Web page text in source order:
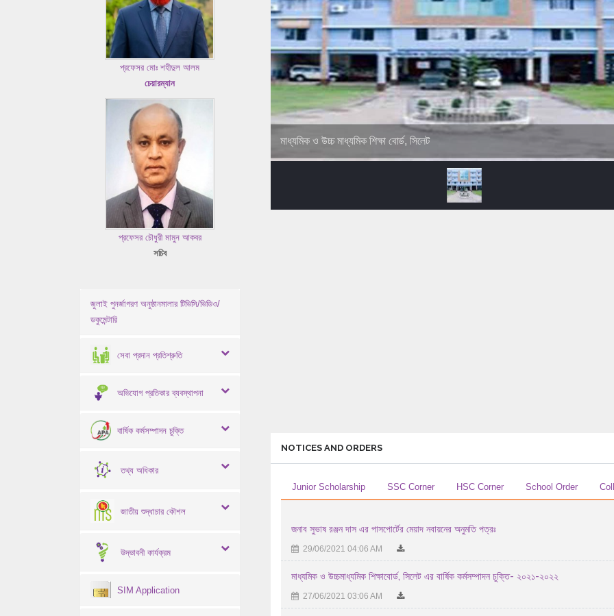
প্রফেসর মোঃ শহীদুল আলম
চেয়ারম্যান
প্রফেসর চৌধুরী মামুন আকবর
সচিব
জুলাই পুনর্জাগরণ অনুষ্ঠানমালার টিভিসি/ভিডিও/
ডকুমেন্টারি
সেবা প্রদান প্রতিশ্রুতি
অভিযোগ প্রতিকার ব্যবস্থাপনা
বার্ষিক কর্মসম্পাদন চুক্তি
তথ্য অধিকার
জাতীয় শুদ্ধাচার কৌশল
উদ্ভাবনী কার্যক্রম
SIM Application
মাধ্যমিক ও উচ্চ মাধ্যমিক শিক্ষা বোর্ড, সিলেট
NOTICES AND ORDERS
Junior Scholarship SSC Corner HSC Corner School Order
জনাব সুভাষ রঞ্জন দাস এর পাসপোর্টের মেয়াদ নবায়নের অনুমতি পত্রঃ
29/06/2021 04:06 AM
মাধ্যমিক ও উচ্চমাধ্যমিক শিক্ষাবোর্ড, সিলেট এর বার্ষিক কর্মসম্পাদন চুক্তি- ২০২১-২০২২
27/06/2021 03:06 AM